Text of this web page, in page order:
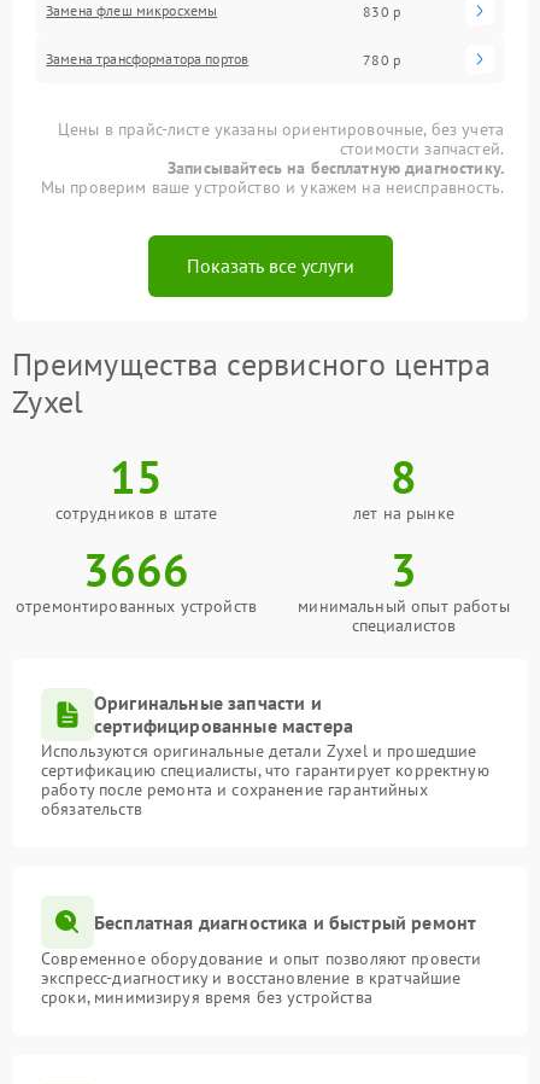
Замена флеш микросхемы 830 р
Замена трансформатора портов 780 р
Цены в прайс-листе указаны ориентировочные, без учета
стоимости запчастей.
Записывайтесь на бесплатную диагностику.
Мы проверим ваше устройство и укажем на неисправность.
Показать все услуги
Преимущества сервисного центра
Zyxel
15
сотрудников в штате
8
лет на рынке
3666
отремонтированных устройств
3
минимальный опыт работы
специалистов
Оригинальные запчасти и
сертифицированные мастера
Используются оригинальные детали Zyxel и прошедшие
сертификацию специалисты, что гарантирует корректную
работу после ремонта и сохранение гарантийных
обязательств
Бесплатная диагностика и быстрый ремонт
Современное оборудование и опыт позволяют провести
экспресс-диагностику и восстановление в кратчайшие
сроки, минимизируя время без устройства